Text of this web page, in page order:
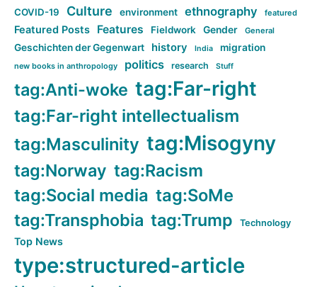
COVID-19 Culture environment ethnography featured
Featured Posts Features Fieldwork Gender General
Geschichten der Gegenwart history India migration
new books in anthropology politics research Stuff
tag:Anti-woke tag:Far-right
tag:Far-right intellectualism
tag:Masculinity tag:Misogyny
tag:Norway tag:Racism
tag:Social media tag:SoMe
tag:Transphobia tag:Trump Technology
Top News
type:structured-article